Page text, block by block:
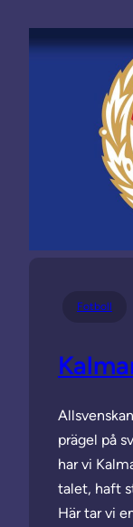
Fotboll
prägel på
har vi
talet, haft
Här tar vi